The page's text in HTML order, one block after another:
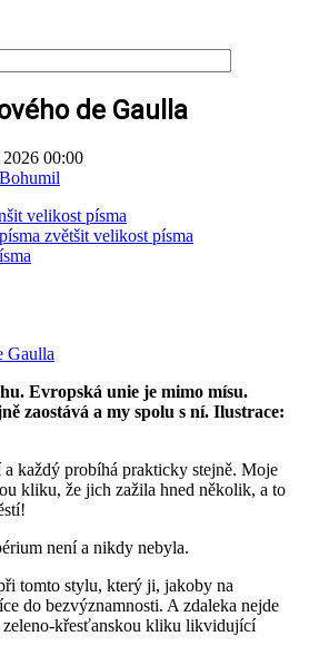
de Gaulla
2026 00:00
velikost písma
zvětšit velikost písma
Evropská unie je mimo mísu.
zaostává a my spolu s ní. Ilustrace:
každý probíhá prakticky stejně. Moje
kliku, že jich zažila hned několik, a to
není a nikdy nebyla.
tomto stylu, který ji, jakoby na
do bezvýznamnosti. A zdaleka nejde
zeleno-křesťanskou kliku likvidující